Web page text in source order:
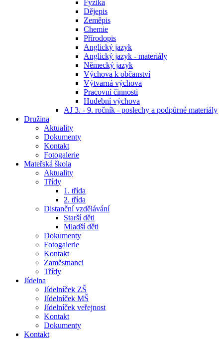
Fyzika
Dějepis
Zeměpis
Chemie
Přírodopis
Anglický jazyk
Anglický jazyk - materiály
Německý jazyk
Výchova k občanství
Výtvarná výchova
Pracovní činnosti
Hudební výchova
AJ 3. - 9. ročník - poslechy a podpůrné materiály
Družina
Aktuality
Dokumenty
Kontakt
Fotogalerie
Mateřská škola
Aktuality
Třídy
1. třída
2. třída
Distanční vzdělávání
Starší děti
Mladší děti
Dokumenty
Fotogalerie
Kontakt
Zaměstnanci
Třídy
Jídelna
Jídelníček ZŠ
Jídelníček MŠ
Jídelníček veřejnost
Kontakt
Dokumenty
Kontakt